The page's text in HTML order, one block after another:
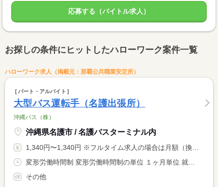
応募する（バイトル求人）
お探しの条件にヒットしたハローワーク案件一覧
ハローワーク求人（掲載元：那覇公共職業安定所）
パート・アルバイト
大型バス運転手（名護出張所）
沖縄バス（株）
沖縄県名護市 / 名護バスターミナル内
1,340円〜1,340円 ※フルタイム求人の場合は月額（換算額）、パート求人の場合は時間額を表示しています。
その他